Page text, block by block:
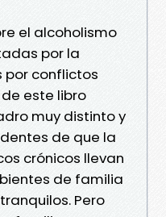
el alcoholismo
por la
por conflictos
este libro
muy distinto y
de que la
crónicos llevan
de familia
Pero